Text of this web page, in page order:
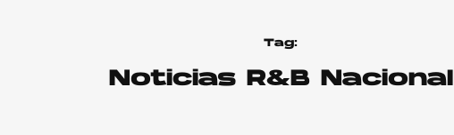
Tag:
Noticias R&B Nacional